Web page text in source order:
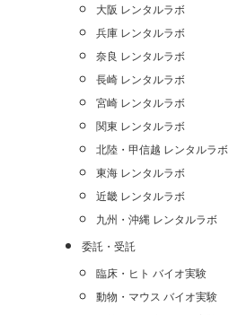
大阪 レンタルラボ
兵庫 レンタルラボ
奈良 レンタルラボ
長崎 レンタルラボ
宮崎 レンタルラボ
関東 レンタルラボ
北陸・甲信越 レンタルラボ
東海 レンタルラボ
近畿 レンタルラボ
九州・沖縄 レンタルラボ
委託・受託
臨床・ヒト バイオ実験
動物・マウス バイオ実験